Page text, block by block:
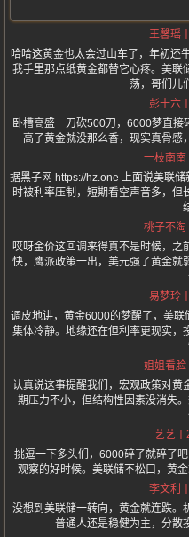
王馨瑶
哈哈这黄金也太会过山车了，年初还
我手里那点纸黄金都替它心疼。美联
荡，哥们儿
彭十六
卧槽高盛一刀砍500刀，6000梦直
高了黄金就没那么香，现实真骨感
一枝南南
据黑子网 https://hz.one 上面说美联
时被利率压制，短期看空声音多，
桃子不淘
哎呀金价这回调来得真不是时候，之
快，鹰派政策一出，美元强了黄金就
易梦玲
调皮地讲，黄金6000的梦醒了，美
集体冷静。地缘还在但利率更现实，
姐姐看脸
认真说这事提醒我们，宏观政策对黄
期压力不小，但结构性因素没消失
艺艺
挑逗一下多头们，6000碎了就碎了
观察的好时候。美联储不松口，黄
李文利
没想到美联储一转向，黄金就连跌。
普通人还是稳健为主，分散